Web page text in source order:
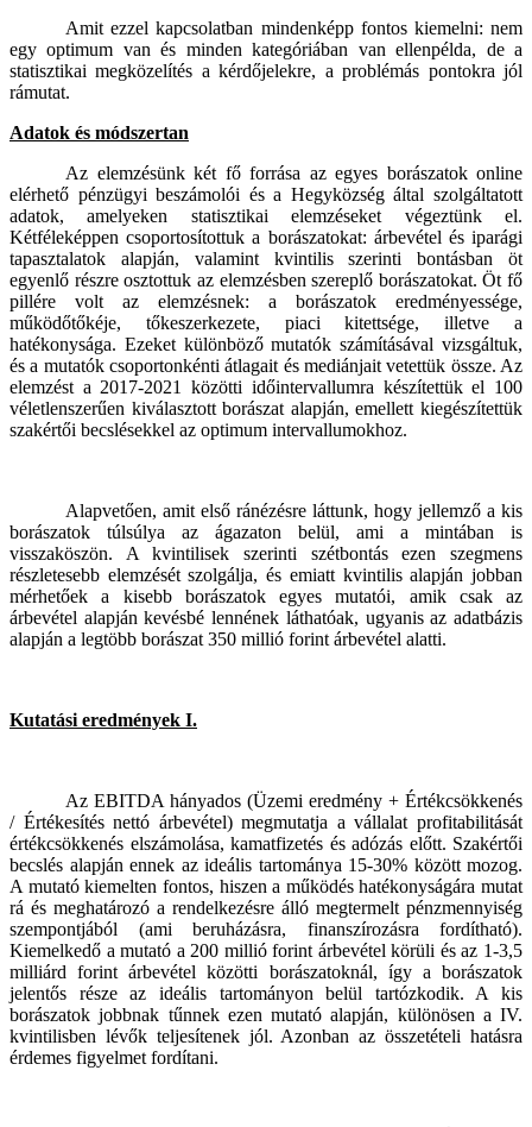
Amit ezzel kapcsolatban mindenképp fontos kiemelni: nem
egy optimum van és minden kategóriában van ellenpélda, de a
statisztikai megközelítés a kérdőjelekre, a problémás pontokra jól
rámutat.
Adatok és módszertan
Az elemzésünk két fő forrása az egyes borászatok online
elérhető pénzügyi beszámolói és a Hegyközség által szolgáltatott
adatok, amelyeken statisztikai elemzéseket végeztünk el.
Kétféleképpen csoportosítottuk a borászatokat: árbevétel és iparági
tapasztalatok alapján, valamint kvintilis szerinti bontásban öt
egyenlő részre osztottuk az elemzésben szereplő borászatokat. Öt fő
pillére volt az elemzésnek: a borászatok eredményessége,
működőtőkéje, tőkeszerkezete, piaci kitettsége, illetve a
hatékonysága. Ezeket különböző mutatók számításával vizsgáltuk,
és a mutatók csoportonkénti átlagait és mediánjait vetettük össze. Az
elemzést a 2017-2021 közötti időintervallumra készítettük el 100
véletlenszerűen kiválasztott borászat alapján, emellett kiegészítettük
szakértői becslésekkel az optimum intervallumokhoz.
Alapvetően, amit első ránézésre láttunk, hogy jellemző a kis
borászatok túlsúlya az ágazaton belül, ami a mintában is
visszaköszön. A kvintilisek szerinti szétbontás ezen szegmens
részletesebb elemzését szolgálja, és emiatt kvintilis alapján jobban
mérhetőek a kisebb borászatok egyes mutatói, amik csak az
árbevétel alapján kevésbé lennének láthatóak, ugyanis az adatbázis
alapján a legtöbb borászat 350 millió forint árbevétel alatti.
Kutatási eredmények I.
Az EBITDA hányados (Üzemi eredmény + Értékcsökkenés
/ Értékesítés nettó árbevétel) megmutatja a vállalat profitabilitását
értékcsökkenés elszámolása, kamatfizetés és adózás előtt. Szakértői
becslés alapján ennek az ideális tartománya 15-30% között mozog.
A mutató kiemelten fontos, hiszen a működés hatékonyságára mutat
rá és meghatározó a rendelkezésre álló megtermelt pénzmennyiség
szempontjából (ami beruházásra, finanszírozásra fordítható).
Kiemelkedő a mutató a 200 millió forint árbevétel körüli és az 1-3,5
milliárd forint árbevétel közötti borászatoknál, így a borászatok
jelentős része az ideális tartományon belül tartózkodik. A kis
borászatok jobbnak tűnnek ezen mutató alapján, különösen a IV.
kvintilisben lévők teljesítenek jól. Azonban az összetételi hatásra
érdemes figyelmet fordítani.